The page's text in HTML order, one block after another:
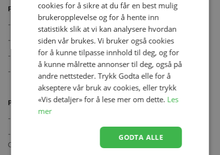
Produktegenskaper:
- Jersey med elastan
- Myk, elastisk og behagelig å ha på
- Pustende kvalitet
- Høy kvalitet som holder form og farge
Produktspesifikasjoner:
- 47 % økologisk bomull 47 % TENCEL™ Modal 6 % elastan
- Dette produktet er sertifisert i henhold til Standard 100 av
OEKO-TEX®.
cookies for å sikre at du får en best mulig
brukeropplevelse og for å hente inn
statistikk slik at vi kan analysere hvordan
siden vår brukes. Vi bruker også cookies
for å kunne tilpasse innhold til deg, og for
å kunne målrette annonser til deg, også på
andre nettsteder. Trykk Godta elle for å
akseptere vår bruk av cookies, eller trykk
«Vis detaljer» for å lese mer om dette. Les
mer
GODTA ALLE